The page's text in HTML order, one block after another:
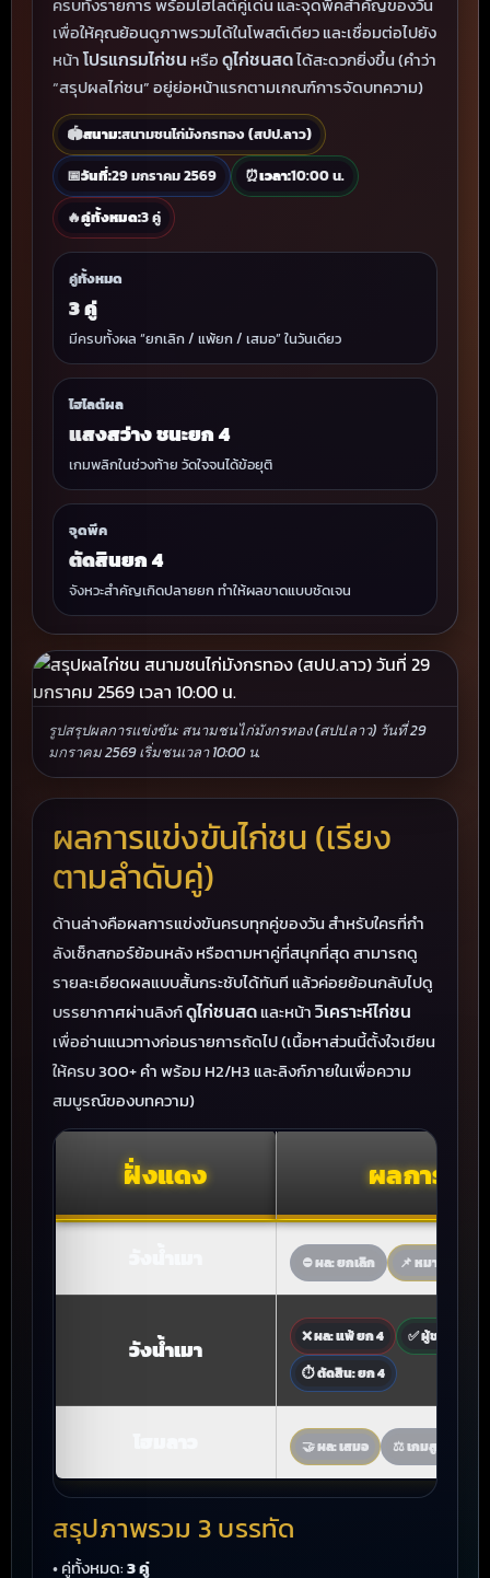
เพื่อให้คุณย้อนดูภาพรวมได้ในโพสต์เดียว และเชื่อมต่อไปยัง
หน้าโปรแกรมไก่ชน หรือดูไก่ชนสดได้สะดวกยิ่งขึ้น (คำว่า
“สรุปผลไก่ชน” อยู่ย่อหน้าแรกตามเกณฑ์การจัดบทความ)
🏟สนาม:สนามชนไก่มังกรทอง (สปป.ลาว)
📅วันที่:29 มกราคม 2569 ⏰เวลา:10:00 น.
🔥คู่ทั้งหมด:3 คู่
คู่ทั้งหมด
3 คู่
มีครบทั้งผล “ยกเลิก / แพ้ยก / เสมอ” ในวันเดียว
ไฮไลต์ผล
แสงสว่าง ชนะยก 4
เกมพลิกในช่วงท้าย วัดใจจนได้ข้อยุติ
จุดพีค
ตัดสินยก 4
จังหวะสำคัญเกิดปลายยก ทำให้ผลขาดแบบชัดเจน
รูปสรุปผลการแข่งขัน: สนามชนไก่มังกรทอง (สปป.ลาว) วันที่ 29
มกราคม 2569 เริ่มชนเวลา 10:00 น.
ผลการแข่งขันไก่ชน (เรียง
ตามลำดับคู่)
ด้านล่างคือผลการแข่งขันครบทุกคู่ของวัน สำหรับใครที่กำ
ลังเช็กสกอร์ย้อนหลัง หรือตามหาคู่ที่สนุกที่สุด สามารถดู
รายละเอียดผลแบบสั้นกระชับได้ทันที แล้วค่อยย้อนกลับไปดู
บรรยากาศผ่านลิงก์ดูไก่ชนสดและหน้าวิเคราะห์ไก่ชน
เพื่ออ่านแนวทางก่อนรายการถัดไป (เนื้อหาส่วนนี้ตั้งใจเขียน
ให้ครบ 300+ คำ พร้อม H2/H3 และลิงก์ภายในเพื่อความ
สมบูรณ์ของบทความ)
ฝั่งแดง ผลการแข่
⛔ ผล: ยกเลิก 📌 หมายเหตุ:
วังน้ำเมา ❌ ผล: แพ้ ยก 4
✅ ผู้ชนะ: แสง
⏱ ตัดสิน: ยก 4
🤝 ผล: เสมอ ⚖️ เกมสูสี
สรุปภาพรวม 3 บรรทัด
• คู่ทั้งหมด:3 คู่